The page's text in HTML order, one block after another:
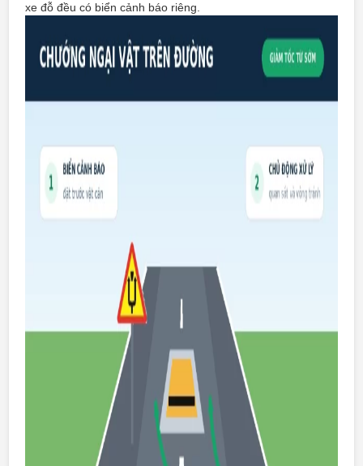
xe đỗ đều có biển cảnh báo riêng.